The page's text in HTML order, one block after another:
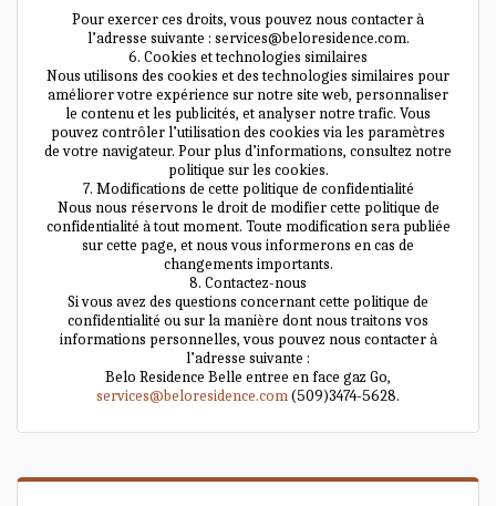
Pour exercer ces droits, vous pouvez nous contacter à
l’adresse suivante : services@beloresidence.com.
6. Cookies et technologies similaires
Nous utilisons des cookies et des technologies similaires pour
améliorer votre expérience sur notre site web, personnaliser
le contenu et les publicités, et analyser notre trafic. Vous
pouvez contrôler l’utilisation des cookies via les paramètres
de votre navigateur. Pour plus d’informations, consultez notre
politique sur les cookies.
7. Modifications de cette politique de confidentialité
Nous nous réservons le droit de modifier cette politique de
confidentialité à tout moment. Toute modification sera publiée
sur cette page, et nous vous informerons en cas de
changements importants.
8. Contactez-nous
Si vous avez des questions concernant cette politique de
confidentialité ou sur la manière dont nous traitons vos
informations personnelles, vous pouvez nous contacter à
l’adresse suivante :
Belo Residence Belle entree en face gaz Go,
services@beloresidence.com(509)3474-5628.